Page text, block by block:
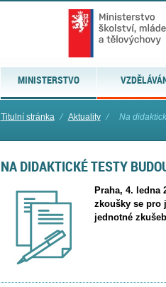
MINISTERSTVO
Titulní stránka ⁄ Aktuality ⁄ Na
NA DIDAKTICKÉ TESTY
Praha, 4. ledna
zkoušky se pro
jednotné